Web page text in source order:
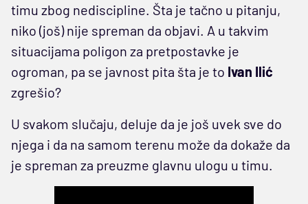
timu zbog nediscipline. Šta je tačno u pitanju,
niko (još) nije spreman da objavi. A u takvim
situacijama poligon za pretpostavke je
ogroman, pa se javnost pita šta je to Ivan Ilić
zgrešio?
U svakom slučaju, deluje da je još uvek sve do
njega i da na samom terenu može da dokaže da
je spreman za preuzme glavnu ulogu u timu.